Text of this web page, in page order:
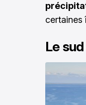
certaines
Le